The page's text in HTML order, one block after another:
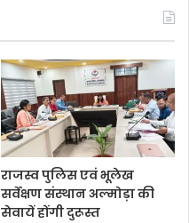
राजस्व पुलिस एवं भूलेख
सर्वेक्षण संस्थान अल्मोड़ा की
सेवायें होंगी दुरूस्त